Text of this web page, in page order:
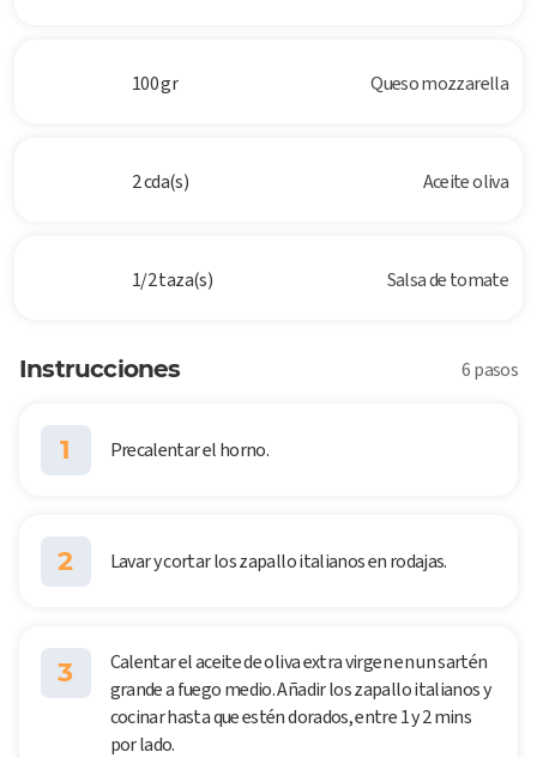
100 gr Queso mozzarella
2 cda(s) Aceite oliva
1/2 taza(s) Salsa de tomate
Instrucciones 6 pasos
1 Precalentar el horno.
2 Lavar y cortar los zapallo italianos en rodajas.
3
Calentar el aceite de oliva extra virgen en un sartén
grande a fuego medio. Añadir los zapallo italianos y
cocinar hasta que estén dorados, entre 1 y 2 mins
por lado.